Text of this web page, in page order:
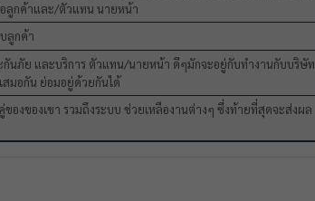
ลูกค้าและ/ตัวแทน นายหน้า
ลูกค้า
นภัย และบริการ ตัวแทน/นายหน้า ดีๆมักจะอยู่กับทำงานกับบริษัท
สมอกัน ย่อมอยู่ด้วยกันได้
องของเขา รวมถึงระบบ ช่วยเหลืองานต่างๆ ซึ่งท้ายที่สุดจะส่งผล